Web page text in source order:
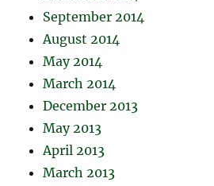
September 2014
August 2014
May 2014
March 2014
December 2013
May 2013
April 2013
March 2013